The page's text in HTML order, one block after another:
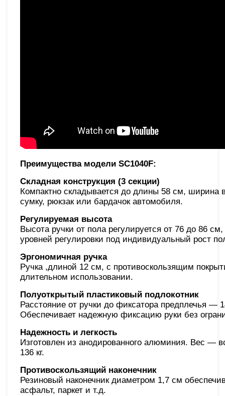
Преимущества модели SC1040F:
Складная конструкция (3 секции)
Компактно складывается до длины 58 см,
сумку, рюкзак или бардачок автомобиля.
Регулируемая высота
Высота ручки от пола регулируется от 76 до 86
уровней регулировки под индивидуальный рост
Эргономичная ручка
Ручка ,длиной 12 см, с противоскользящим
длительном использовании.
Полуоткрытый пластиковый подлокотник
Расстояние от ручки до фиксатора предплечья
Обеспечивает надежную фиксацию руки без
Надежность и легкость
Изготовлен из анодированного алюминия. Вес —
136 кг.
Противоскользящий наконечник
Резиновый наконечник диаметром 1,7 см
асфальт, паркет и т.д.